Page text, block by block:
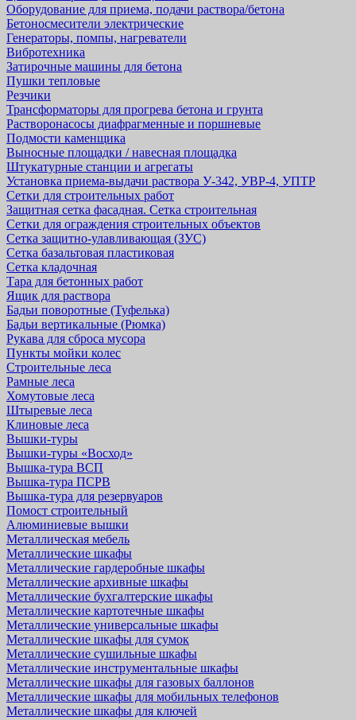
Оборудование для приема, подачи раствора/бетона
Бетоносмесители электрические
Генераторы, помпы, нагреватели
Вибротехника
Затирочные машины для бетона
Пушки тепловые
Резчики
Трансформаторы для прогрева бетона и грунта
Растворонасосы диафрагменные и поршневые
Подмости каменщика
Выносные площадки / навесная площадка
Штукатурные станции и агрегаты
Установка приема-выдачи раствора У-342, УВР-4, УПТР
Сетки для строительных работ
Защитная cетка фасадная. Сетка строительная
Сетки для ограждения строительных объектов
Сетка защитно-улавливающая (ЗУС)
Сетка базальтовая пластиковая
Сетка кладочная
Тара для бетонных работ
Ящик для раствора
Бадьи поворотные (Туфелька)
Бадьи вертикальные (Рюмка)
Рукава для сброса мусора
Пункты мойки колес
Строительные леса
Рамные леса
Хомутовые леса
Штыревые леса
Клиновые леса
Вышки-туры
Вышки-туры «Восход»
Вышка-тура ВСП
Вышка-тура ПСРВ
Вышка-тура для резервуаров
Помост строительный
Алюминиевые вышки
Металлическая мебель
Металлические шкафы
Металлические гардеробные шкафы
Металлические архивные шкафы
Металлические бухгалтерские шкафы
Металлические картотечные шкафы
Металлические универсальные шкафы
Металлические шкафы для сумок
Металлические сушильные шкафы
Металлические инструментальные шкафы
Металлические шкафы для газовых баллонов
Металлические шкафы для мобильных телефонов
Металлические шкафы для ключей